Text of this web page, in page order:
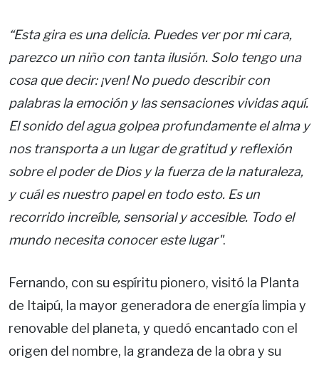
“Esta gira es una delicia. Puedes ver por mi cara,
parezco un niño con tanta ilusión. Solo tengo una
cosa que decir: ¡ven! No puedo describir con
palabras la emoción y las sensaciones vividas aquí.
El sonido del agua golpea profundamente el alma y
nos transporta a un lugar de gratitud y reflexión
sobre el poder de Dios y la fuerza de la naturaleza,
y cuál es nuestro papel en todo esto. Es un
recorrido increíble, sensorial y accesible. Todo el
mundo necesita conocer este lugar".
Fernando, con su espíritu pionero, visitó la Planta
de Itaipú, la mayor generadora de energía limpia y
renovable del planeta, y quedó encantado con el
origen del nombre, la grandeza de la obra y su